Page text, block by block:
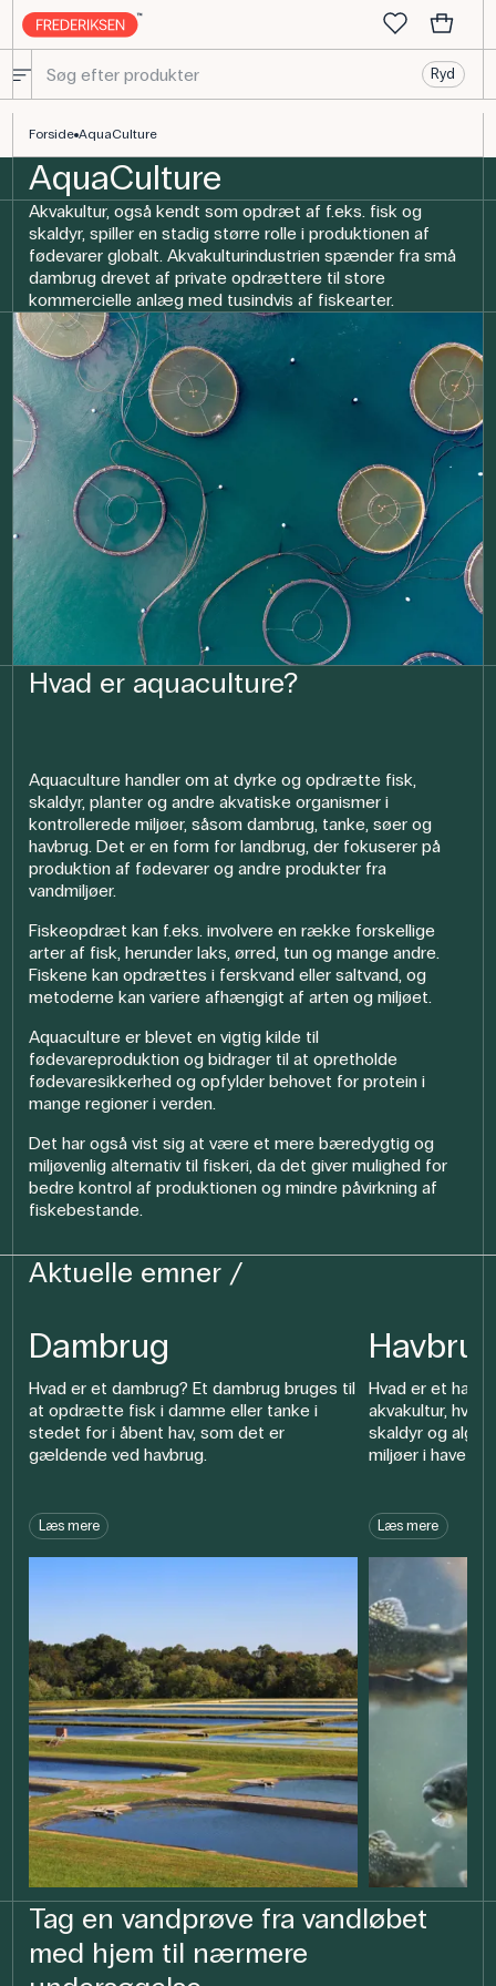
Ryd
Forside AquaCulture
AquaCulture
Akvakultur, også kendt som opdræt af f.eks. fisk og
skaldyr, spiller en stadig større rolle i produktionen af
fødevarer globalt. Akvakulturindustrien spænder fra små
dambrug drevet af private opdrættere til store
kommercielle anlæg med tusindvis af fiskearter.
Hvad er aquaculture?
Aquaculture handler om at dyrke og opdrætte fisk,
skaldyr, planter og andre akvatiske organismer i
kontrollerede miljøer, såsom dambrug, tanke, søer og
havbrug. Det er en form for landbrug, der fokuserer på
produktion af fødevarer og andre produkter fra
vandmiljøer.
Fiskeopdræt kan f.eks. involvere en række forskellige
arter af fisk, herunder laks, ørred, tun og mange andre.
Fiskene kan opdrættes i ferskvand eller saltvand, og
metoderne kan variere afhængigt af arten og miljøet.
Aquaculture er blevet en vigtig kilde til
fødevareproduktion og bidrager til at opretholde
fødevaresikkerhed og opfylder behovet for protein i
mange regioner i verden.
Det har også vist sig at være et mere bæredygtig og
miljøvenlig alternativ til fiskeri, da det giver mulighed for
bedre kontrol af produktionen og mindre påvirkning af
fiskebestande.
Aktuelle emner
Dambrug
Hvad er et dambrug? Et dambrug bruges til
at opdrætte fisk i damme eller tanke i
stedet for i åbent hav, som det er
gældende ved havbrug.
Læs mere
Havbrug
Hvad er et
akvakultur, hvor
skaldyr og
miljøer i havet.
Læs mere
Tag en vandprøve fra vandløbet
med hjem til nærmere